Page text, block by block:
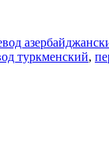
туркменский,